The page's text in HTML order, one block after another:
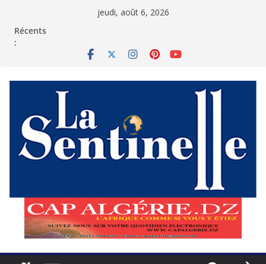
jeudi, août 6, 2026
Récents
: